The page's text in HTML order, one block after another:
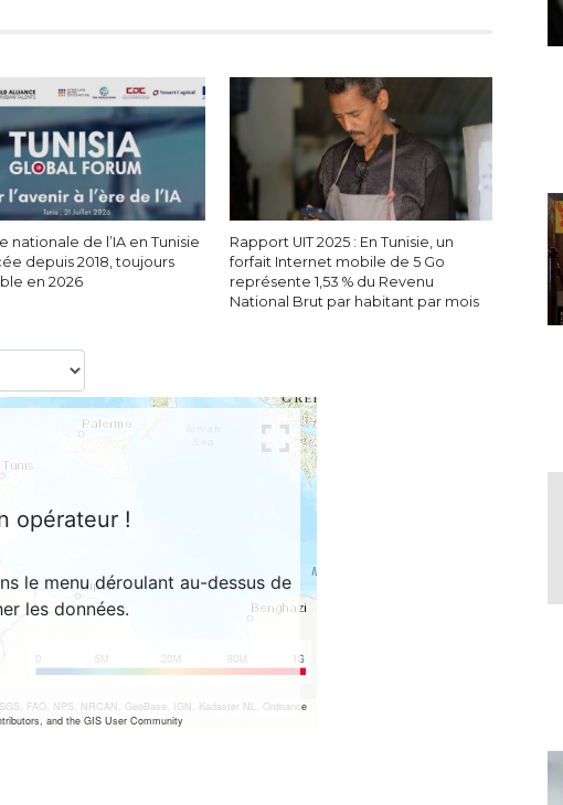
nationale de l’IA en Tunisie
depuis 2018, toujours
en 2026
Rapport UIT 2025 : En Tunisie, un
forfait Internet mobile de 5 Go
représente 1,53 % du Revenu
National Brut par habitant par mois